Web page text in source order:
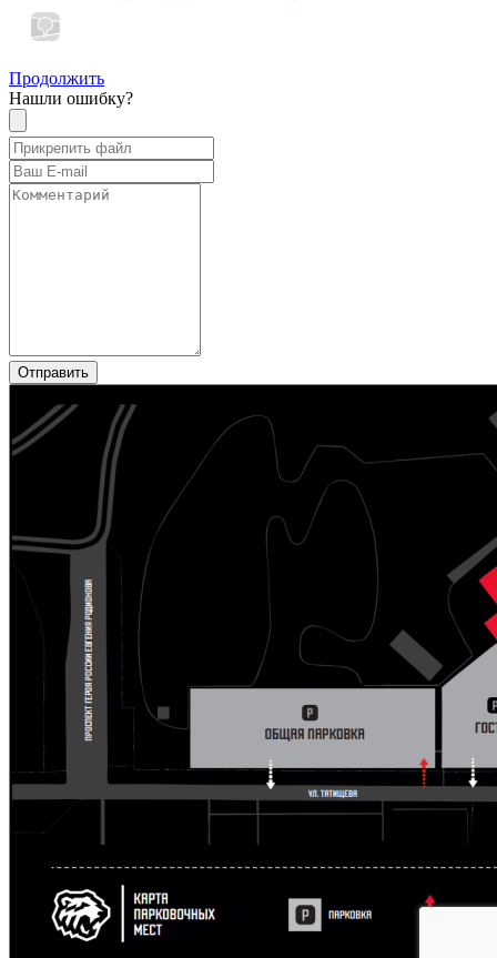
Продолжить
Нашли ошибку?